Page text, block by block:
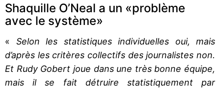
Shaquille O’Neal a un «problème
avec le système»
« Selon les statistiques individuelles oui, mais
d’après les critères collectifs des journalistes non.
Et Rudy Gobert joue dans une très bonne équipe,
mais il se fait détruire statistiquement par